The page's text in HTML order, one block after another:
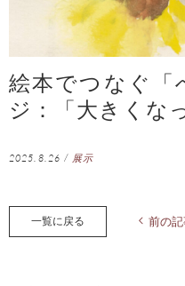
絵本でつなぐ「
ジ：「大きくな
2025.8.26 / 展示
一覧に戻る 前の